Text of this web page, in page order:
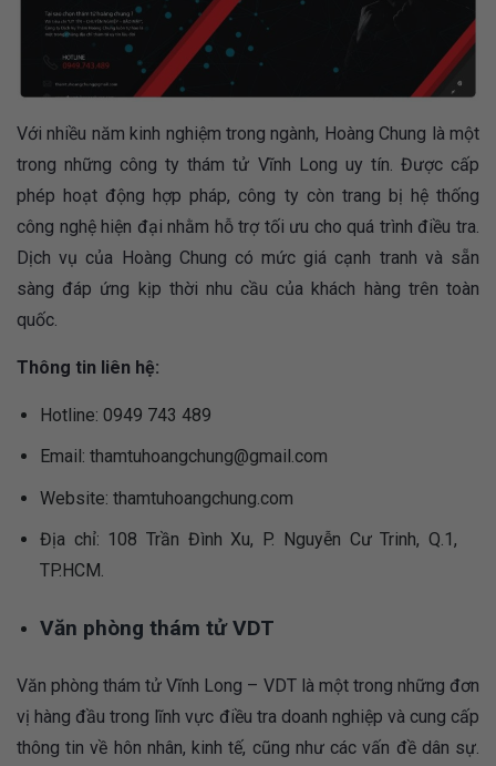
Với nhiều năm kinh nghiệm trong ngành, Hoàng Chung là một
trong những công ty thám tử Vĩnh Long uy tín. Được cấp
phép hoạt động hợp pháp, công ty còn trang bị hệ thống
công nghệ hiện đại nhằm hỗ trợ tối ưu cho quá trình điều tra.
Dịch vụ của Hoàng Chung có mức giá cạnh tranh và sẵn
sàng đáp ứng kịp thời nhu cầu của khách hàng trên toàn
quốc.
Thông tin liên hệ:
Hotline: 0949 743 489
Email: thamtuhoangchung@gmail.com
Website: thamtuhoangchung.com
Địa chỉ: 108 Trần Đình Xu, P. Nguyễn Cư Trinh, Q.1,
TP.HCM.
Văn phòng thám tử VDT
Văn phòng thám tử Vĩnh Long – VDT là một trong những đơn
vị hàng đầu trong lĩnh vực điều tra doanh nghiệp và cung cấp
thông tin về hôn nhân, kinh tế, cũng như các vấn đề dân sự.